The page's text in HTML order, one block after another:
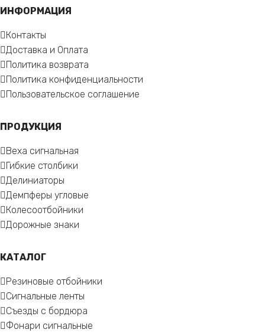
ИНФОРМАЦИЯ
Контакты
Доставка и Оплата
Политика возврата
Политика конфиденциальности
Пользовательское соглашение
ПРОДУКЦИЯ
Веха сигнальная
Гибкие столбики
Делиниаторы
Демпферы угловые
Колесоотбойники
Дорожные знаки
КАТАЛОГ
Резиновые отбойники
Сигнальные ленты
Съезды с бордюра
Фонари сигнальные